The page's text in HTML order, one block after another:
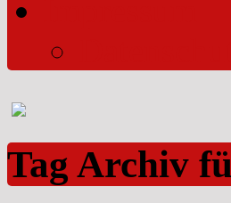
Tag Archiv